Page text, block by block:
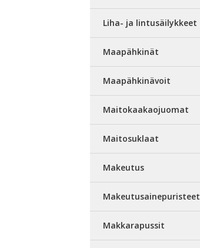
Liha- ja lintusäilykkeet
Maapähkinät
Maapähkinävoit
Maitokaakaojuomat
Maitosuklaat
Makeutus
Makeutusainepuristeet
Makkarapussit